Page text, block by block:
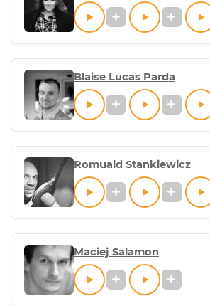
Blaise Lucas Parda
Romuald Stankiewicz
Maciej Salamon